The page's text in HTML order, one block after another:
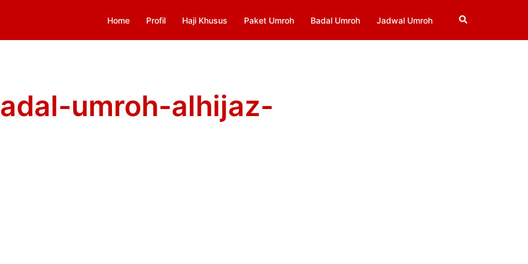
Home Profil Haji Khusus Paket Umroh Badal Umroh Jadwal Umroh Search
umroh-alhijaz-